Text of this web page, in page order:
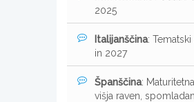
2025
Italijanščina:
in 2027
Španščina:
višja raven,